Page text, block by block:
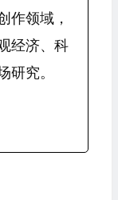
作领域，
经济、科
研究。